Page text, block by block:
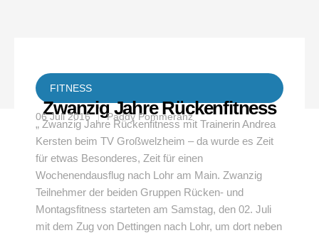
FITNESS
Zwanzig Jahre Rückenfitness
06 Juli 2016 Paddy Pommeranz
„ Zwanzig Jahre Rückenfitness mit Trainerin Andrea
Kersten beim TV Großwelzheim – da wurde es Zeit
für etwas Besonderes, Zeit für einen
Wochenendausflug nach Lohr am Main. Zwanzig
Teilnehmer der beiden Gruppen Rücken- und
Montagsfitness starteten am Samstag, den 02. Juli
mit dem Zug von Dettingen nach Lohr, um dort neben